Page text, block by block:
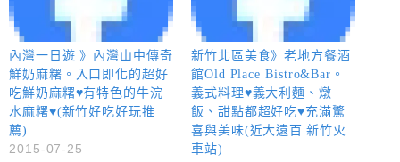
內灣一日遊 》內灣山中傳奇
鮮奶麻糬。入口即化的超好
吃鮮奶麻糬♥有特色的牛浣
水麻糬♥(新竹好吃好玩推
薦)
2015-07-25
新竹北區美食》老地方餐酒
館Old Place Bistro&Bar。
義式料理♥義大利麵、燉
飯、甜點都超好吃♥充滿驚
喜與美味(近大遠百|新竹火
車站)